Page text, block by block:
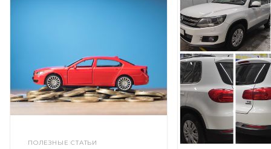
ПОЛЕЗНЫЕ СТАТЬИ